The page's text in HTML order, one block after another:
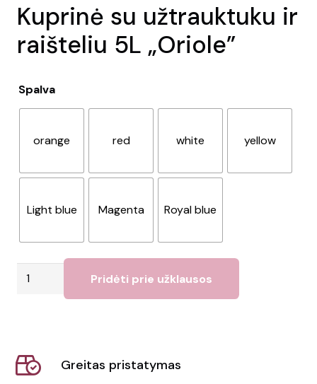
Kuprinė su užtrauktuku ir
raišteliu 5L „Oriole”
Spalva
orange red white yellow
Light blue Magenta Royal blue
produkto
ir
Pridėti prie užklausos
Greitas pristatymas